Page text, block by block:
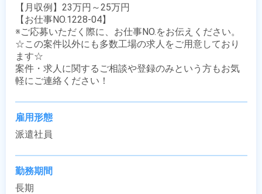
【月収例】23万円～25万円
【お仕事NO.1228-04】
※ご応募いただく際に、お仕事NO.をお伝えください。
☆この案件以外にも多数工場の求人をご用意しており
ます☆
案件・求人に関するご相談や登録のみという方もお気
軽にご連絡ください！
雇用形態
派遣社員
勤務期間
長期